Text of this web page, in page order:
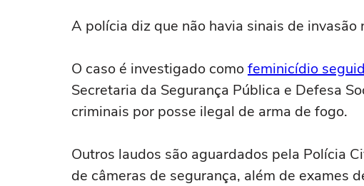
A polícia diz que não havia sinais de
O caso é investigado comofeminicídio
Secretaria da Segurança Pública e Defesa
criminais por posse ilegal de arma de fogo.
Outros laudos são aguardados pela Polícia
de câmeras de segurança, além de exames